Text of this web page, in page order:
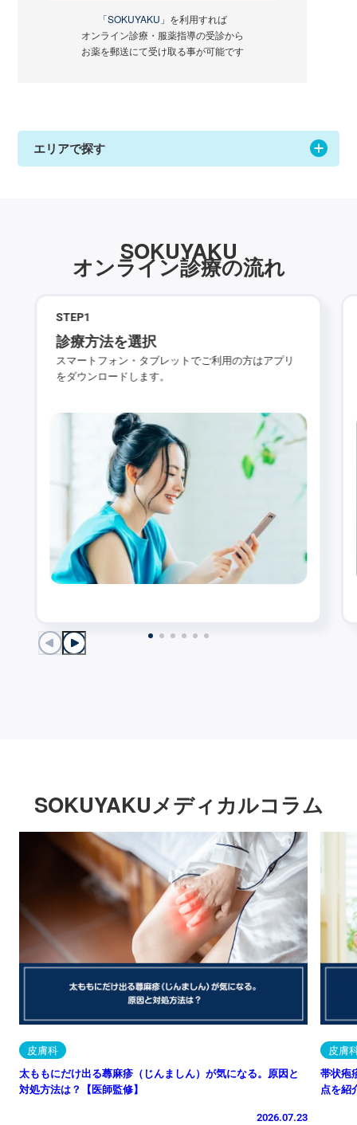
「SOKUYAKU」 を利用すれば
オンライン診療・服薬指導の受診から
お薬を郵送にて受け取る事が可能です
エリアで探す
SOKUYAKU
オンライン診療の流れ
STEP1
診療方法を選択
スマートフォン・タブレットでご利用の方はアプリ
をダウンロードします。
SOKUYAKUメディカルコラム
皮膚科
太ももにだけ出る蕁麻疹（じんましん）が気になる。原因と
対処方法は？【医師監修】
2026.07.23
皮膚
帯状疱
点を紹